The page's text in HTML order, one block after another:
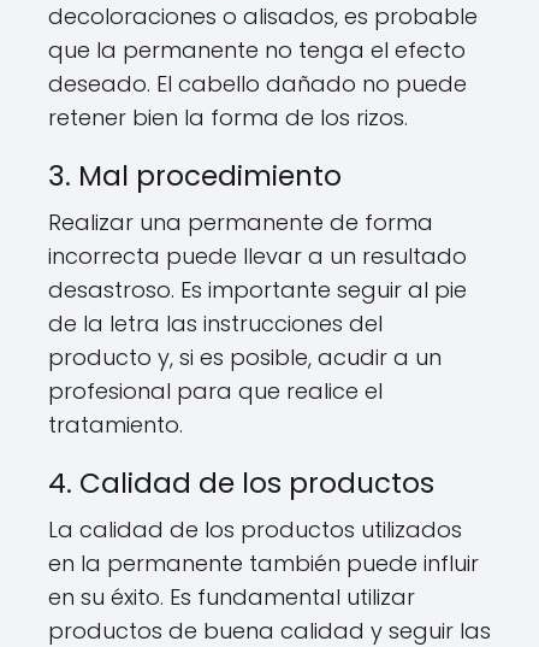
decoloraciones o alisados, es probable
que la permanente no tenga el efecto
deseado. El cabello dañado no puede
retener bien la forma de los rizos.
3. Mal procedimiento
Realizar una permanente de forma
incorrecta puede llevar a un resultado
desastroso. Es importante seguir al pie
de la letra las instrucciones del
producto y, si es posible, acudir a un
profesional para que realice el
tratamiento.
4. Calidad de los productos
La calidad de los productos utilizados
en la permanente también puede influir
en su éxito. Es fundamental utilizar
productos de buena calidad y seguir las